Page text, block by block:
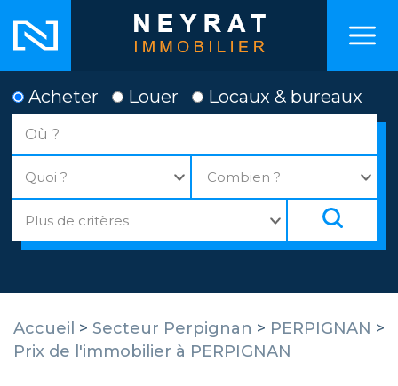
Acheter Louer Locaux & bureaux
Accueil > Secteur Perpignan > PERPIGNAN >
Prix de l'immobilier à PERPIGNAN